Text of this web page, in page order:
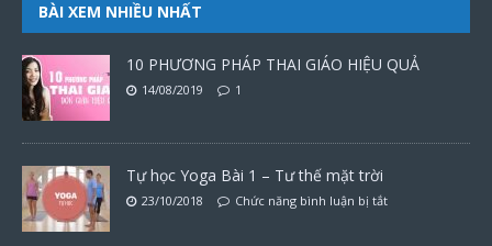
BÀI XEM NHIỀU NHẤT
10 PHƯƠNG PHÁP THAI GIÁO HIỆU QUẢ
14/08/2019 1
Tự học Yoga Bài 1 – Tư thế mặt trời
23/10/2018 Chức năng bình luận bị tắt